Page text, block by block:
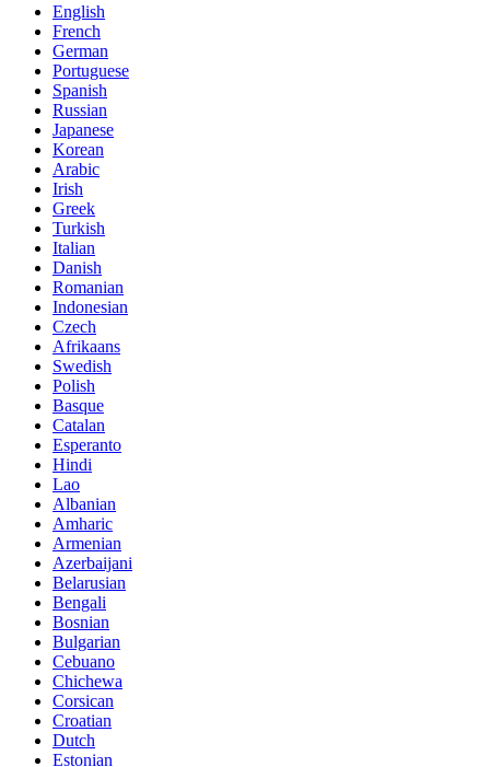
English
French
German
Portuguese
Spanish
Russian
Japanese
Korean
Arabic
Irish
Greek
Turkish
Italian
Danish
Romanian
Indonesian
Czech
Afrikaans
Swedish
Polish
Basque
Catalan
Esperanto
Hindi
Lao
Albanian
Amharic
Armenian
Azerbaijani
Belarusian
Bengali
Bosnian
Bulgarian
Cebuano
Chichewa
Corsican
Croatian
Dutch
Estonian